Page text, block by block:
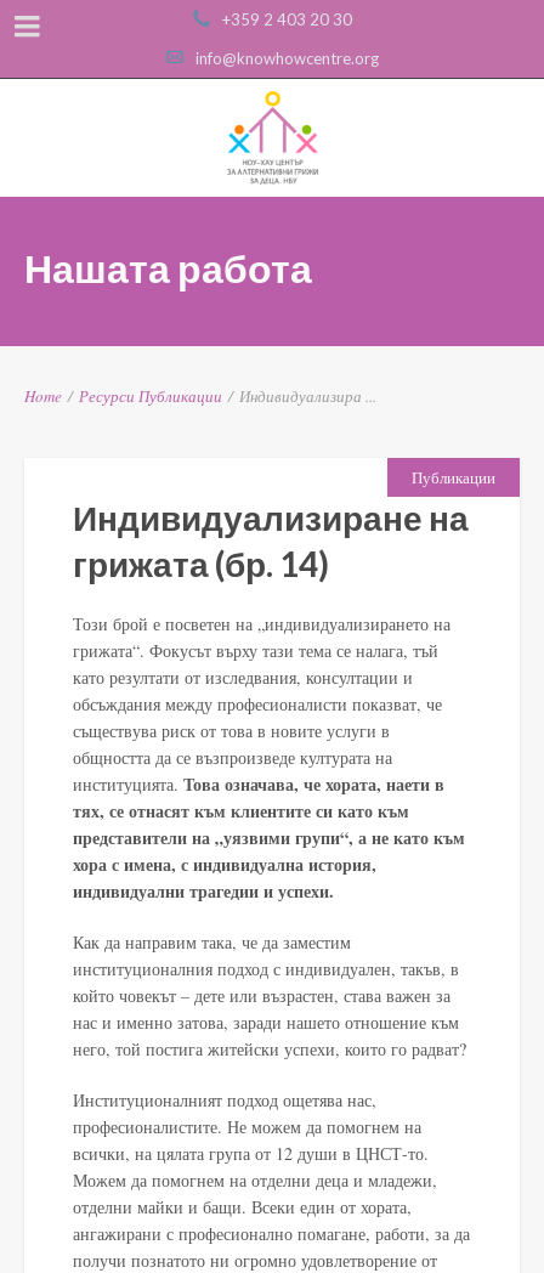
+359 2 403 20 30
info@knowhowcentre.org
Нашата работа
Home / Ресурси Публикации / Индивидуализира ...
Публикации
Индивидуализиране на
грижата (бр. 14)
Този брой е посветен на „индивидуализирането на
грижата“. Фокусът върху тази тема се налага, тъй
като резултати от изследвания, консултации и
обсъждания между професионалисти показват, че
съществува риск от това в новите услуги в
общността да се възпроизведе културата на
институцията. Това означава, че хората, наети в
тях, се отнасят към клиентите си като към
представители на „уязвими групи“, а не като към
хора с имена, с индивидуална история,
индивидуални трагедии и успехи.
Как да направим така, че да заместим
институционалния подход с индивидуален, такъв, в
който човекът – дете или възрастен, става важен за
нас и именно затова, заради нашето отношение към
него, той постига житейски успехи, които го радват?
Институционалният подход ощетява нас,
професионалистите. Не можем да помогнем на
всички, на цялата група от 12 души в ЦНСТ-то.
Можем да помогнем на отделни деца и младежи,
отделни майки и бащи. Всеки един от хората,
ангажирани с професионално помагане, работи, за да
получи познатото ни огромно удовлетворение от